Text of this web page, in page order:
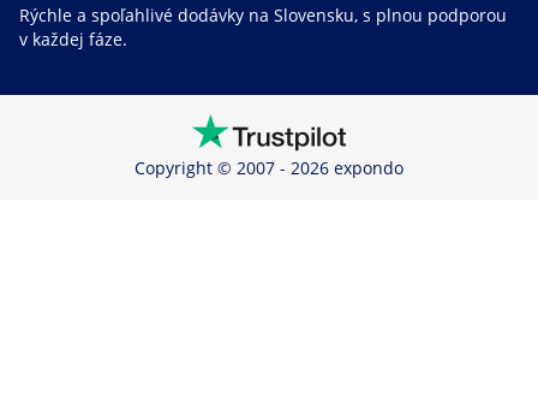
Rýchle a spoľahlivé dodávky na Slovensku, s plnou podporou
v každej fáze.
Copyright © 2007 - 2026 expondo